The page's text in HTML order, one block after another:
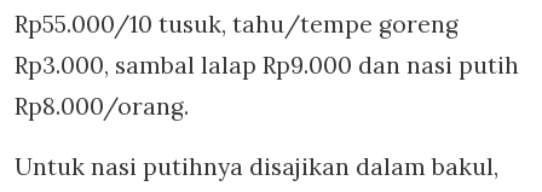
Rp55.000/10 tusuk, tahu/tempe goreng
Rp3.000, sambal lalap Rp9.000 dan nasi putih
Rp8.000/orang.
Untuk nasi putihnya disajikan dalam bakul,